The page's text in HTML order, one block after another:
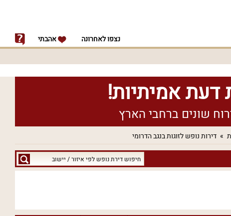
נצפו לאחרונה אהבתי
דירות נופש לזוגות בנגב הדרומי
חיפוש
דירת